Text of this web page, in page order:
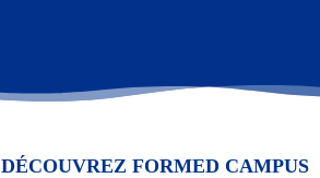
DÉCOUVREZ FORMED CAMPUS